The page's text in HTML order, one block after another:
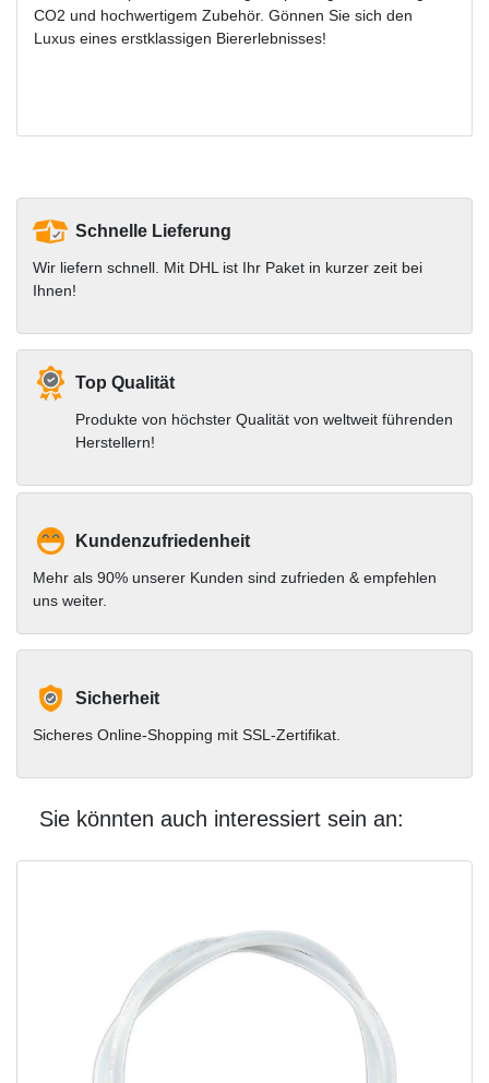
CO2 und hochwertigem Zubehör. Gönnen Sie sich den
Luxus eines erstklassigen Biererlebnisses!
Schnelle Lieferung
Wir liefern schnell. Mit DHL ist Ihr Paket in kurzer zeit bei
Ihnen!
Top Qualität
Produkte von höchster Qualität von weltweit führenden
Herstellern!
Kundenzufriedenheit
Mehr als 90% unserer Kunden sind zufrieden & empfehlen
uns weiter.
Sicherheit
Sicheres Online-Shopping mit SSL-Zertifikat.
Sie könnten auch interessiert sein an: